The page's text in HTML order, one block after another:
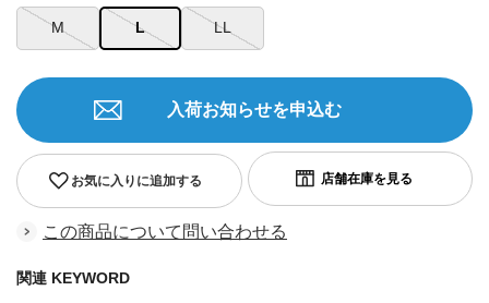
M L LL
お気に入りに追加する
入荷お知らせを申込む
この商品について問い合わせる
関連 KEYWORD